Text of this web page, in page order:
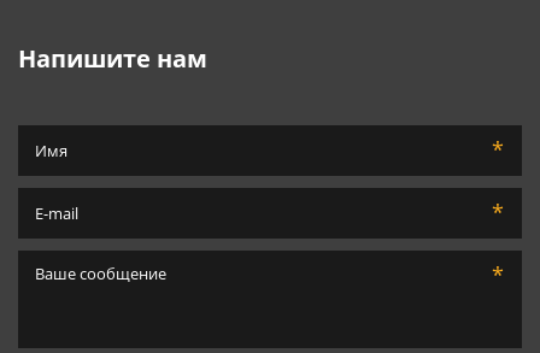
Напишите нам
*
*
*